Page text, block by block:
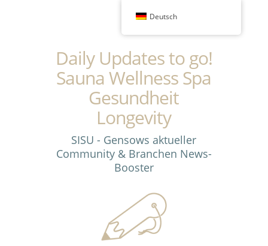
Daily Updates to go!
Sauna Wellness Spa
Gesundheit
Longevity
SISU - Gensows aktueller
Community & Branchen News-
Booster
Deutsch